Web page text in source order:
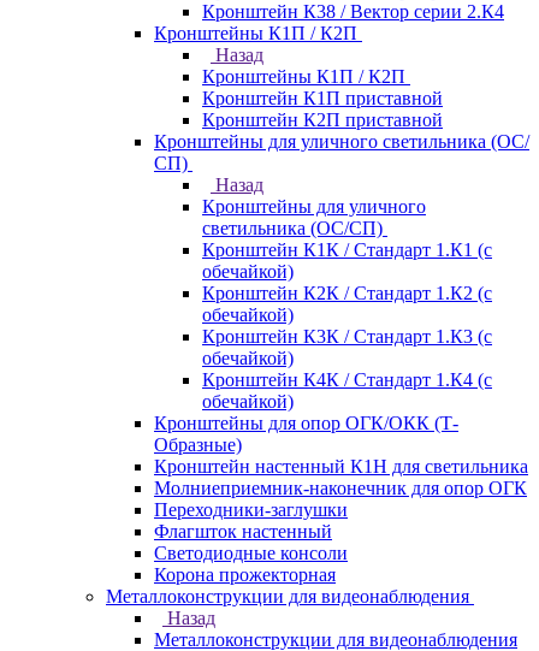
Кронштейн К38 / Вектор серии 2.К4
Кронштейны К1П / К2П
Назад
Кронштейны К1П / К2П
Кронштейн К1П приставной
Кронштейн К2П приставной
Кронштейны для уличного светильника (ОС/
СП)
Назад
Кронштейны для уличного
светильника (ОС/СП)
Кронштейн К1К / Стандарт 1.К1 (с
обечайкой)
Кронштейн К2К / Стандарт 1.К2 (с
обечайкой)
Кронштейн К3К / Стандарт 1.К3 (с
обечайкой)
Кронштейн К4К / Стандарт 1.К4 (с
обечайкой)
Кронштейны для опор ОГК/ОКК (Т-
Образные)
Кронштейн настенный К1Н для светильника
Молниеприемник-наконечник для опор ОГК
Переходники-заглушки
Флагшток настенный
Светодиодные консоли
Корона прожекторная
Металлоконструкции для видеонаблюдения
Назад
Металлоконструкции для видеонаблюдения